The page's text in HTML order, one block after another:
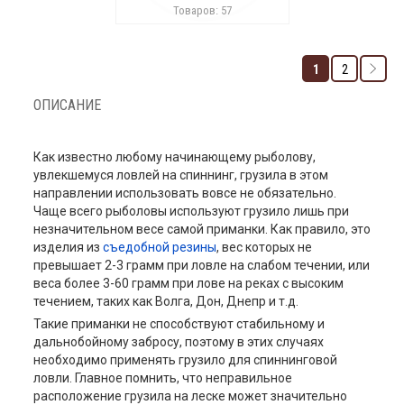
Товаров: 57
1 2
ОПИСАНИЕ
Как известно любому начинающему рыболову,
увлекшемуся ловлей на спиннинг, грузила в этом
направлении использовать вовсе не обязательно.
Чаще всего рыболовы используют грузило лишь при
незначительном весе самой приманки. Как правило, это
изделия из съедобной резины, вес которых не
превышает 2-3 грамм при ловле на слабом течении, или
веса более 3-60 грамм при лове на реках с высоким
течением, таких как Волга, Дон, Днепр и т.д.
Такие приманки не способствуют стабильному и
дальнобойному забросу, поэтому в этих случаях
необходимо применять грузило для спиннинговой
ловли. Главное помнить, что неправильное
расположение грузила на леске может значительно